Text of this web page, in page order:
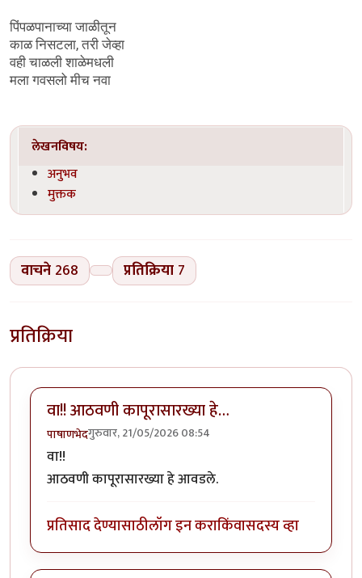
पिंपळपानाच्या जाळीतून
काळ निसटला, तरी जेव्हा
वही चाळली शाळेमधली
मला गवसलो मीच नवा
लेखनविषय:
अनुभव
मुक्तक
वाचने 268 प्रतिक्रिया 7
प्रतिक्रिया
वा!! आठवणी कापूरासारख्या हे…
पाषाणभेदगुरुवार, 21/05/2026 08:54
वा!!
आठवणी कापूरासारख्या हे आवडले.
प्रतिसाद देण्यासाठीलॉग इन कराकिंवासदस्य व्हा